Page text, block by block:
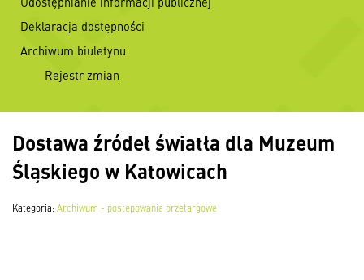
Deklaracja dostępności
Archiwum biuletynu
Rejestr zmian
Dostawa źródeł światła dla Muzeum
Śląskiego w Katowicach
Kategoria:Archiwum - postępowania przetargowe